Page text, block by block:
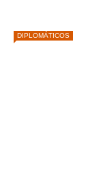
DIPLOMÁTICOS